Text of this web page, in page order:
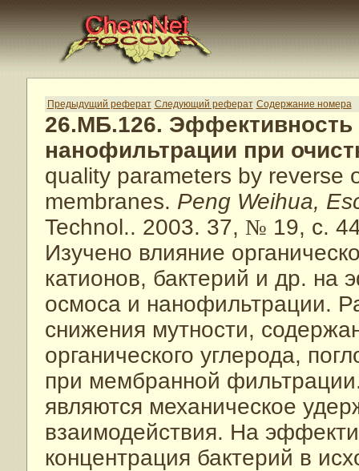
Предыдущий реферат Следующий реферат Содержание номера
26.МБ.126. Эффективность
нанофильтрации при
quality parameters by reverse
membranes. Peng Weihua,
Technol.. 2003. 37, № 19, с.
Изучено влияние
катионов, бактерий и др. на
осмоса и нанофильтрации.
снижения мутности,
органического углерода,
при мембранной
являются механическое
взаимодействия. На
концентрация бактерий в